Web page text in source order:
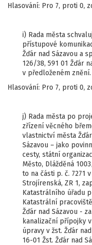
Hlasování: Pro 7, proti 0,
i) Rada města
přístupové
Žďár nad Sázavou a
126/38, 591 01 Žďár
v předloženém znění.
Hlasování: Pro 7, proti 0,
j) Rada města po
zřízení věcného
vlastnictví města
Sázavou – jako
cesty, státní
Město, Dlážděná
to na části p. č. 7271
Strojírenská, ZR 1,
Katastrálního úřadu
Katastrální pracoviště
Žďár nad Sázavou -
kanalizační přípojky
úpravy v žst. Žďár
16-01 Žst. Žďár nad